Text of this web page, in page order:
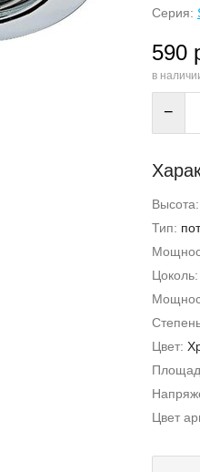
Серия:
590
в
−
Высота:
Тип:
Цоколь:
Цвет:
Цвет